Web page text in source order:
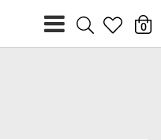
heart
0